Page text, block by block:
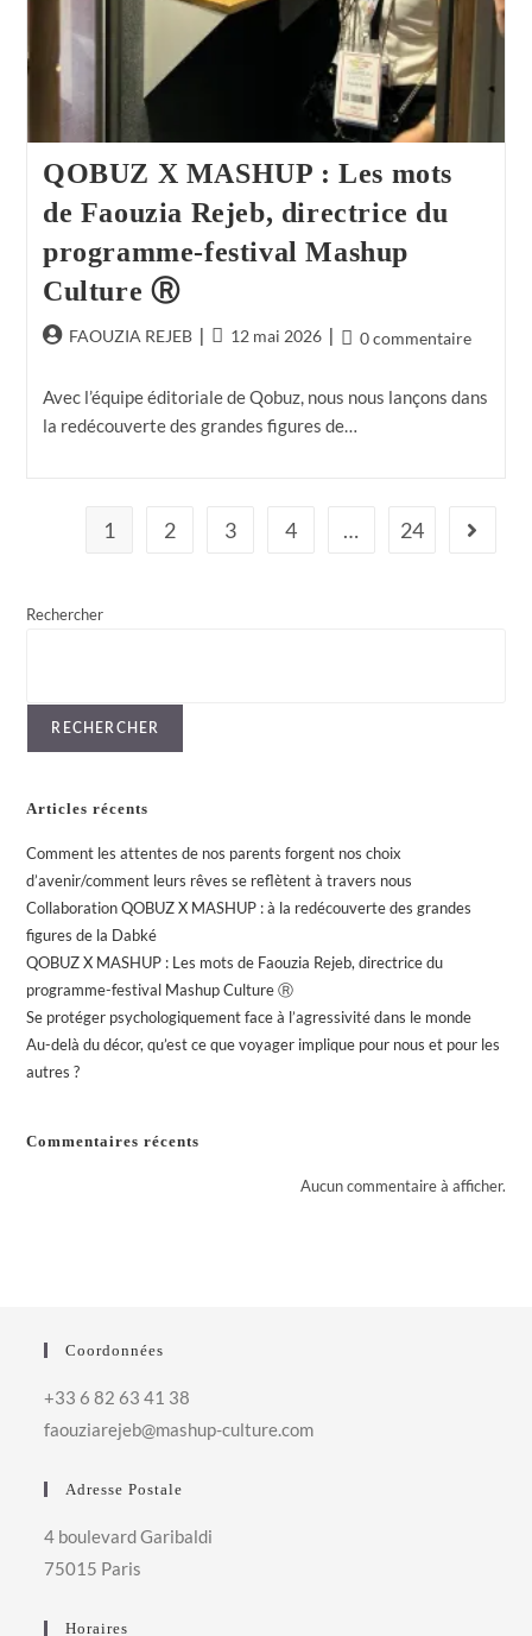
QOBUZ X MASHUP : Les mots
de Faouzia Rejeb, directrice du
programme-festival Mashup
Culture Ⓡ
FAOUZIA REJEB 12 mai 2026 0 commentaire
Avec l’équipe éditoriale de Qobuz, nous nous lançons dans
la redécouverte des grandes figures de…
1 2 3 4 … 24
Rechercher
RECHERCHER
Articles récents
Comment les attentes de nos parents forgent nos choix
d’avenir/comment leurs rêves se reflètent à travers nous
Collaboration QOBUZ X MASHUP : à la redécouverte des grandes
figures de la Dabké
QOBUZ X MASHUP : Les mots de Faouzia Rejeb, directrice du
programme-festival Mashup Culture Ⓡ
Se protéger psychologiquement face à l’agressivité dans le monde
Au-delà du décor, qu’est ce que voyager implique pour nous et pour les
autres ?
Commentaires récents
Aucun commentaire à afficher.
Coordonnées
+33 6 82 63 41 38
faouziarejeb@mashup-culture.com​
Adresse Postale
4 boulevard Garibaldi
75015 Paris
Horaires